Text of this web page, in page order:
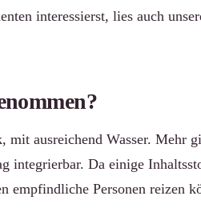
interessierst, lies auch
mit ausreichend Wasser. Mehr
integrierbar. Da einige
empfindliche Personen reizen